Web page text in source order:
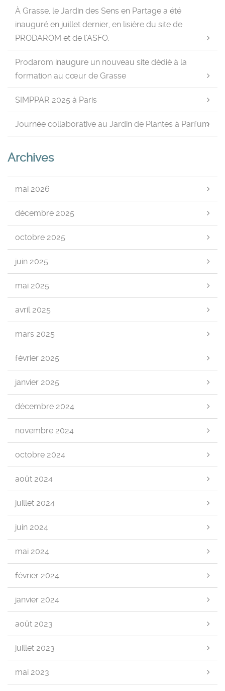
À Grasse, le Jardin des Sens en Partage a été
inauguré en juillet dernier, en lisière du site de
PRODAROM et de l’ASFO.
Prodarom inaugure un nouveau site dédié à la
formation au cœur de Grasse
SIMPPAR 2025 à Paris
Journée collaborative au Jardin de Plantes à Parfum
Archives
mai 2026
décembre 2025
octobre 2025
juin 2025
mai 2025
avril 2025
mars 2025
février 2025
janvier 2025
décembre 2024
novembre 2024
octobre 2024
août 2024
juillet 2024
juin 2024
mai 2024
février 2024
janvier 2024
août 2023
juillet 2023
mai 2023